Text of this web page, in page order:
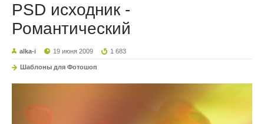
PSD исходник -
Романтический
alka-i 19 июня 2009 1 683
Шаблоны для Фотошоп